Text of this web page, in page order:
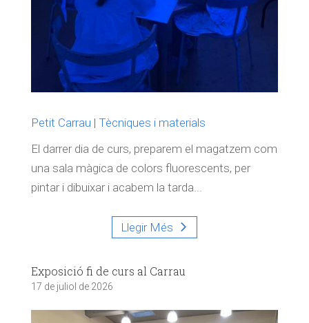
Petit Carrau | Tècniques i materials
El darrer dia de curs, preparem el magatzem com
una sala màgica de colors fluorescents, per
pintar i dibuixar i acabem la tarda...
Llegir Més
Exposició fi de curs al Carrau
17 de juliol de 2026